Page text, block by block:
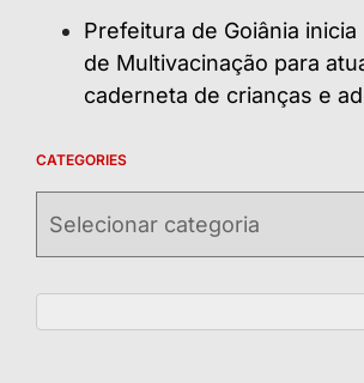
Prefeitura de Goiânia inicia
de Multivacinação para
caderneta de crianças e
CATEGORIES